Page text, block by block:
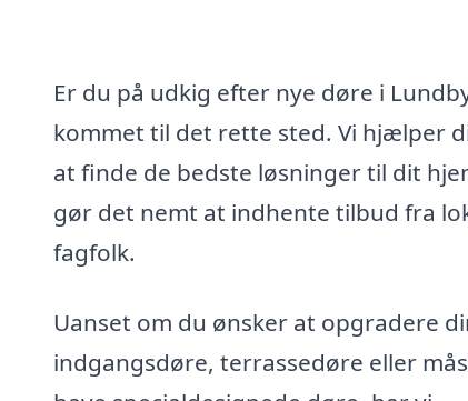
Er du på udkig efter nye døre i
kommet til det rette sted. Vi hjælper
at finde de bedste løsninger til dit
gør det nemt at indhente tilbud fra
fagfolk.
Uanset om du ønsker at opgradere
indgangsdøre, terrassedøre eller